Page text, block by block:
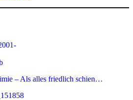
– Als alles friedlich schien…